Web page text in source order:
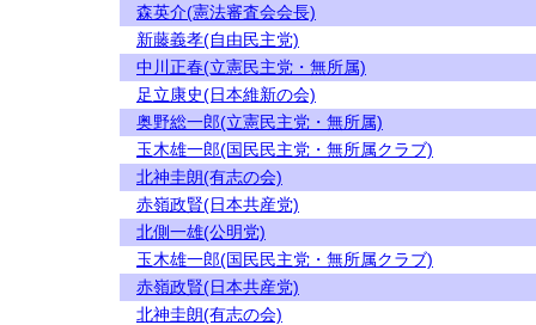
森英介(憲法審査会会長)
新藤義孝(自由民主党)
中川正春(立憲民主党・無所属)
足立康史(日本維新の会)
奥野総一郎(立憲民主党・無所属)
玉木雄一郎(国民民主党・無所属クラブ)
北神圭朗(有志の会)
赤嶺政賢(日本共産党)
北側一雄(公明党)
玉木雄一郎(国民民主党・無所属クラブ)
赤嶺政賢(日本共産党)
北神圭朗(有志の会)